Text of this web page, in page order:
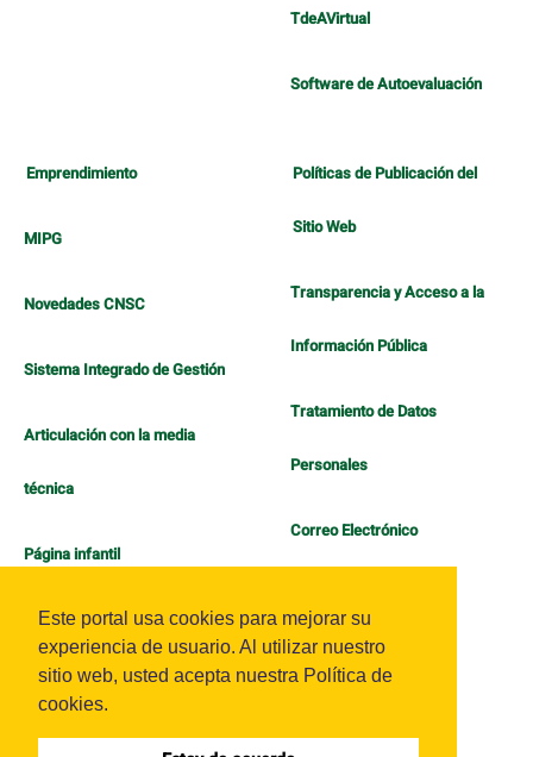
Este portal usa cookies para mejorar su
experiencia de usuario. Al utilizar nuestro
sitio web, usted acepta nuestra Política de
cookies.
TdeAVirtual
Software de Autoevaluación
Emprendimiento
MIPG
Novedades CNSC
Sistema Integrado de Gestión
Articulación con la media
técnica
Página infantil
Políticas de Publicación del
Sitio Web
Transparencia y Acceso a la
Información Pública
Tratamiento de Datos
Personales
Correo Electrónico